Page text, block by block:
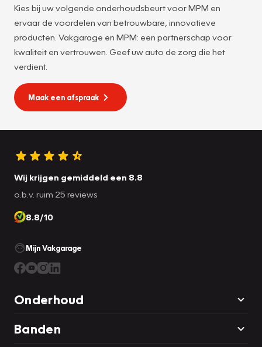
Kies bij uw volgende onderhoudsbeurt voor MPM en
ervaar de voordelen van betrouwbare, innovatieve
producten. Vakgarage en MPM: een partnerschap voor
kwaliteit en vertrouwen. Geef uw auto de zorg die het
verdient.
Maak een afspraak
Wij krijgen gemiddeld een 8.8
o.b.v. ruim 25 reviews
8.8/10
Mijn Vakgarage
Onderhoud
Banden